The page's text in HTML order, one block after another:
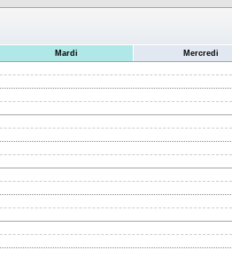
Mardi Mercredi